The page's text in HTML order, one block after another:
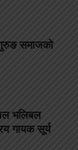
गुरुङ समाजको
भलिबल
गायक सूर्य